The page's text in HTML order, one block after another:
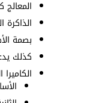
المعالج كوالكم سناب
الذاكرة الداخلية بسعة 256 /
بصمة
كذلك
الأساسية بدقة